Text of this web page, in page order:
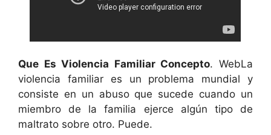
Que Es Violencia Familiar Concepto. WebLa
violencia familiar es un problema mundial y
consiste en un abuso que sucede cuando un
miembro de la familia ejerce algún tipo de
maltrato sobre otro. Puede.